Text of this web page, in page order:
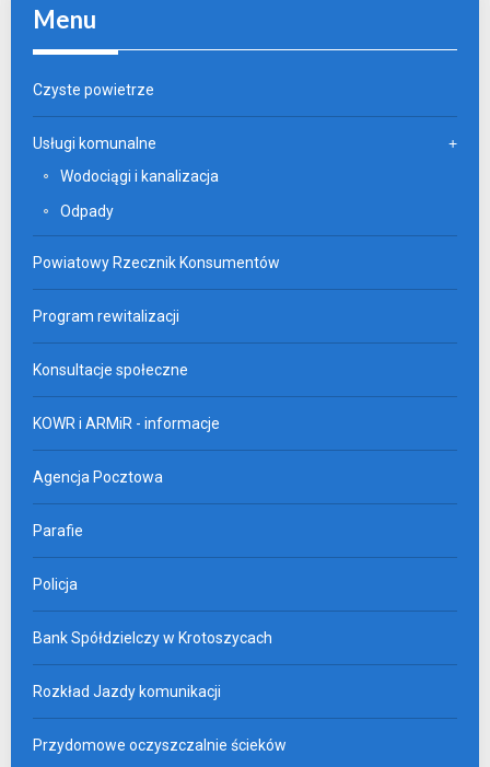
Menu
Czyste powietrze
Usługi komunalne
Wodociągi i kanalizacja
Odpady
Powiatowy Rzecznik Konsumentów
Program rewitalizacji
Konsultacje społeczne
KOWR i ARMiR - informacje
Agencja Pocztowa
Parafie
Policja
Bank Spółdzielczy w Krotoszycach
Rozkład Jazdy komunikacji
Przydomowe oczyszczalnie ścieków